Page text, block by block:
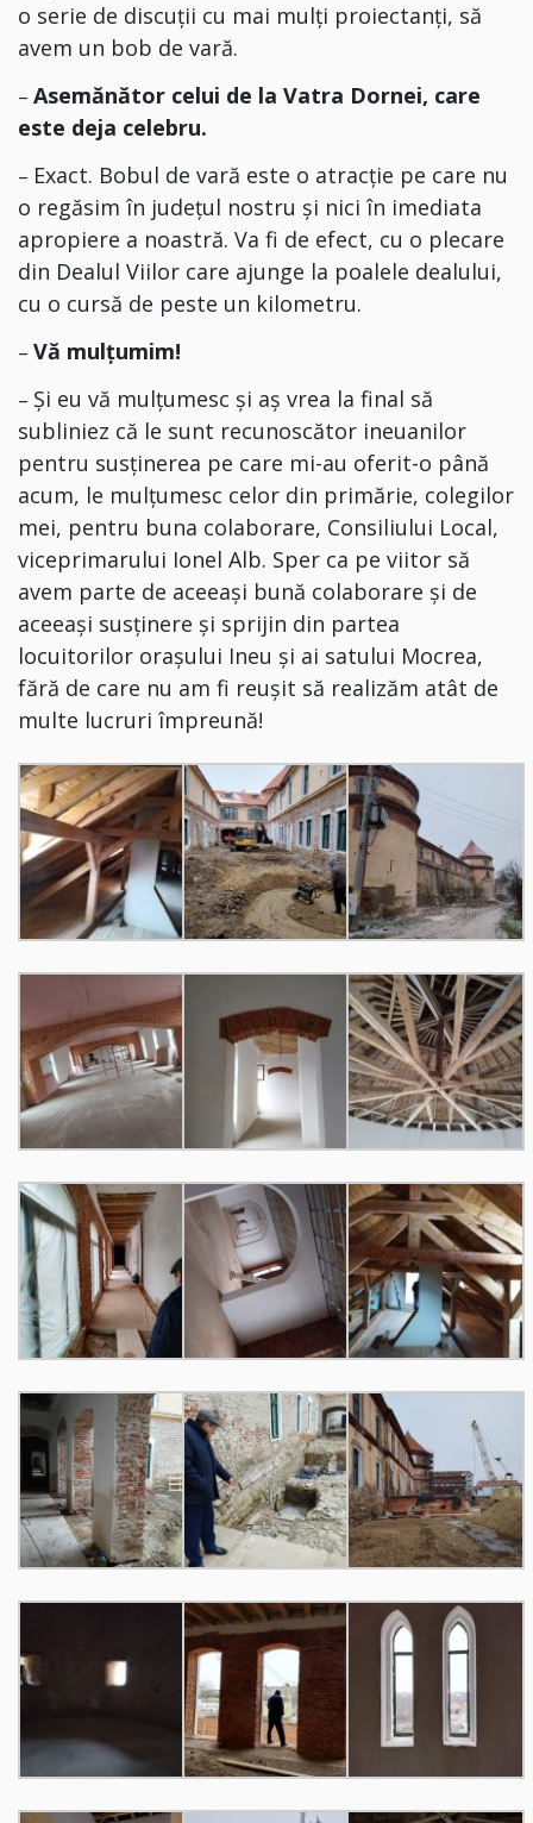
o serie de discuții cu mai mulți proiectanți, să
avem un bob de vară.
– Asemănător celui de la Vatra Dornei, care
este deja celebru.
– Exact. Bobul de vară este o atracție pe care nu
o regăsim în județul nostru și nici în imediata
apropiere a noastră. Va fi de efect, cu o plecare
din Dealul Viilor care ajunge la poalele dealului,
cu o cursă de peste un kilometru.
– Vă mulțumim!
– Și eu vă mulțumesc și aș vrea la final să
subliniez că le sunt recunoscător ineuanilor
pentru susținerea pe care mi-au oferit-o până
acum, le mulțumesc celor din primărie, colegilor
mei, pentru buna colaborare, Consiliului Local,
viceprimarului Ionel Alb. Sper ca pe viitor să
avem parte de aceeași bună colaborare și de
aceeași susținere și sprijin din partea
locuitorilor orașului Ineu și ai satului Mocrea,
fără de care nu am fi reușit să realizăm atât de
multe lucruri împreună!